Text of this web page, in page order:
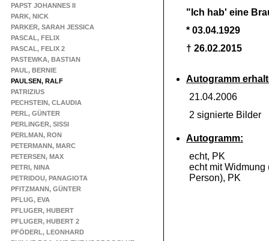
PAPST JOHANNES II
PARK, NICK
PARKER, SARAH JESSICA
PASCAL, FELIX
PASCAL, FELIX 2
PASTEWKA, BASTIAN
PAUL, BERNIE
PAULSEN, RALF
PATRIZIUS
PECHSTEIN, CLAUDIA
PERL, GÜNTER
PERLINGER, SISSI
PERLMAN, RON
PETERMANN, MARC
PETERSEN, MAX
PETRI, NINA
PETRIDOU, PANAGIOTA
PFITZMANN, GÜNTER
PFLUG, EVA
PFLUGER, HUBERT
PFLUGER, HUBERT 2
PFÖDERL, LEONHARD
"Ich hab' eine
* 03.04.1929
† 26.02.2015
Autogramm
21.04.2006
2 signierte Bilder
Autogramm:
echt, PK
echt mit Widmung
Person), PK